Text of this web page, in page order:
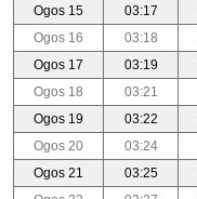
Ogos 15
03:17
Ogos 16
03:18
Ogos 17
03:19
Ogos 18
03:21
Ogos 19
03:22
Ogos 20
03:24
Ogos 21
03:25